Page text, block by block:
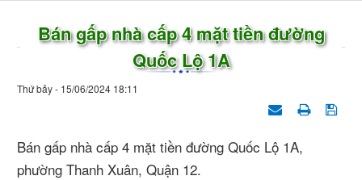
Bán gấp nhà cấp 4 mặt tiền đường
Quốc Lộ 1A
Thứ bảy - 15/06/2024 18:11
Bán gấp nhà cấp 4 mặt tiền đường Quốc Lộ 1A,
phường Thanh Xuân, Quận 12.